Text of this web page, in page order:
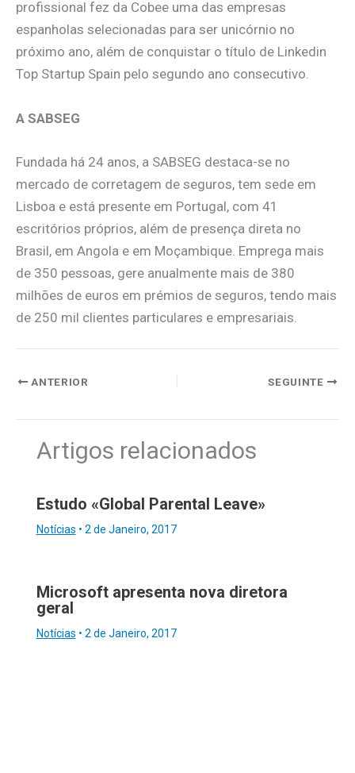
profissional fez da Cobee uma das empresas
espanholas selecionadas para ser unicórnio no
próximo ano, além de conquistar o título de Linkedin
Top Startup Spain pelo segundo ano consecutivo.
A SABSEG
Fundada há 24 anos, a SABSEG destaca-se no
mercado de corretagem de seguros, tem sede em
Lisboa e está presente em Portugal, com 41
escritórios próprios, além de presença direta no
Brasil, em Angola e em Moçambique. Emprega mais
de 350 pessoas, gere anualmente mais de 380
milhões de euros em prémios de seguros, tendo mais
de 250 mil clientes particulares e empresariais.
ANTERIOR SEGUINTE
Artigos relacionados
Estudo «Global Parental Leave»
Notícias • 2 de Janeiro, 2017
Microsoft apresenta nova diretora
geral
Notícias • 2 de Janeiro, 2017